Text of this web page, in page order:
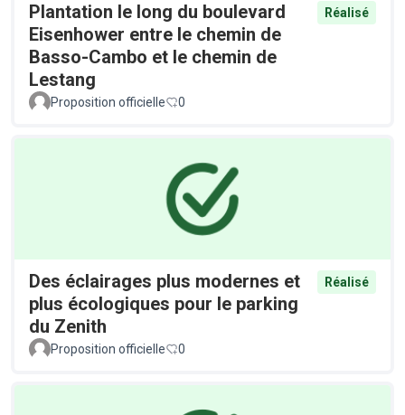
Plantation le long du boulevard
Eisenhower entre le chemin de
Basso-Cambo et le chemin de
Lestang
Réalisé
Proposition officielle 0
Des éclairages plus modernes et
plus écologiques pour le parking
du Zenith
Réalisé
Proposition officielle 0